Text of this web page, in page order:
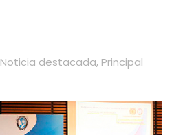
Noticia destacada, Principal